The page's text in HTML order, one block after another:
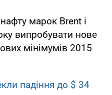
марок Brent і
випробувати нове
мінімумів 2015
падіння до $ 34